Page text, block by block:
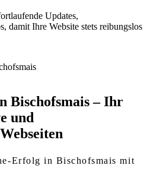
Updates,
damit Ihre Website stets reibungslos
Bischofsmais – Ihr
und
Erfolg in Bischofsmais mit